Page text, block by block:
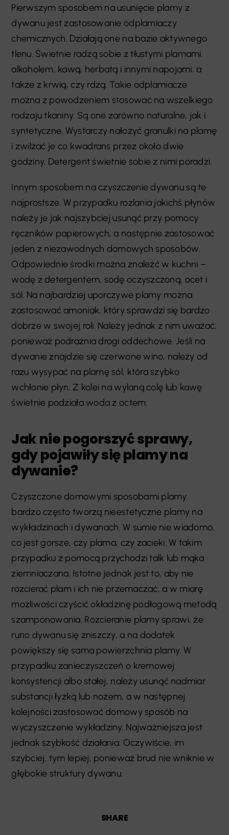
SHARE
Pierwszym sposobem na usunięcie plamy z
dywanu jest zastosowanie odplamiaczy
chemicznych. Działają one na bazie aktywnego
tlenu. Świetnie radzą sobie z tłustymi plamami,
alkoholem, kawą, herbatą i innymi napojami, a
także z krwią, czy rdzą. Takie odplamiacze
można z powodzeniem stosować na wszelkiego
rodzaju tkaniny. Są one zarówno naturalne, jak i
syntetyczne. Wystarczy nałożyć granulki na plamę
i zwilżać je co kwadrans przez około dwie
godziny. Detergent świetnie sobie z nimi poradzi.
Innym sposobem na czyszczenie dywanu są te
najprostsze. W przypadku rozlania jakichś płynów
należy je jak najszybciej usunąć przy pomocy
ręczników papierowych, a następnie zastosować
jeden z niezawodnych domowych sposobów.
Odpowiednie środki można znaleźć w kuchni –
wodę z detergentem, sodę oczyszczoną, ocet i
sól. Na najbardziej uporczywe plamy można
zastosować amoniak, który sprawdzi się bardzo
dobrze w swojej roli. Należy jednak z nim uważać,
ponieważ podrażnia drogi oddechowe. Jeśli na
dywanie znajdzie się czerwone wino, należy od
razu wysypać na plamę sól, która szybko
wchłonie płyn. Z kolei na wylaną colę lub kawę
świetnie podziała woda z octem.
Jak nie pogorszyć sprawy,
gdy pojawiły się plamy na
dywanie?
Czyszczone domowymi sposobami plamy
bardzo często tworzą nieestetyczne plamy na
wykładzinach i dywanach. W sumie nie wiadomo,
co jest gorsze, czy plama, czy zacieki. W takim
przypadku z pomocą przychodzi talk lub mąka
ziemniaczana. Istotne jednak jest to, aby nie
rozcierać plam i ich nie przemaczać, a w miarę
możliwości czyścić okładzinę podłogową metodą
szamponowania. Rozcieranie plamy sprawi, że
runo dywanu się zniszczy, a na dodatek
powiększy się sama powierzchnia plamy. W
przypadku zanieczyszczeń o kremowej
konsystencji albo stałej, należy usunąć nadmiar
substancji łyżką lub nożem, a w następnej
kolejności zastosować domowy sposób na
wyczyszczenie wykładziny. Najważniejsza jest
jednak szybkość działania. Oczywiście, im
szybciej, tym lepiej, ponieważ brud nie wniknie w
głębokie struktury dywanu.